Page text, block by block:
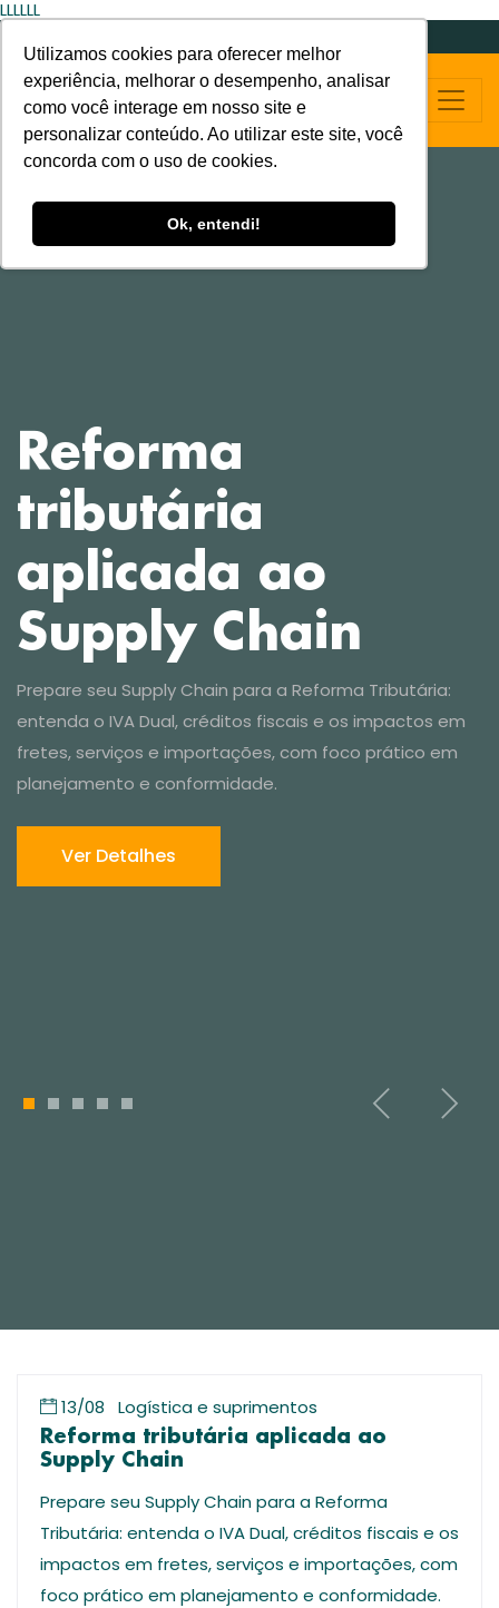
Utilizamos cookies para oferecer melhor
experiência, melhorar o desempenho, analisar
como você interage em nosso site e
personalizar conteúdo. Ao utilizar este site, você
concorda com o uso de cookies.
Ok, entendi!
LLLLLL
Ver Detalhes
1 2 3 4 5
13/08 Logística e suprimentos
Reforma tributária aplicada ao
Supply Chain
Prepare seu Supply Chain para a Reforma
Tributária: entenda o IVA Dual, créditos fiscais e os
impactos em fretes, serviços e importações, com
foco prático em planejamento e conformidade.